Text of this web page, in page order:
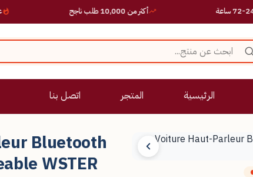
عروض أكثر من 10,000 طلب ناجح
الرئيسية المتجر اتصل بنا
Bluetooth
WSTER